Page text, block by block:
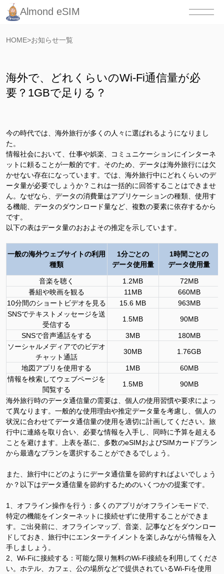
Almond eSIM
HOME>お知らせ一覧
海外で、どれくらいのWi-Fi通信量が必
要？1GBで足りる？
今の時代では、海外旅行が多くの人々に選ばれるようになりまし
た。
情報社会において、仕事や娯楽、コミュニケーションにインターネ
ットに頼ることが一般的です。そのため、データは海外旅行には欠
かせない存在になっています。では、海外旅行中にどれくらいのデ
ータ量が必要でしょうか？これは一括的に回答することはできませ
ん。 なぜなら、データの消費量はアプリケーションの種類、使用す
る機能、データのダウンロード量など、複数の要素に依存するから
です。
以下の表はデータ量のおおよその推定を示しています。
一般の海外ウェブサイトの利用
種類
1分ごとの
データ使用量
1時間ごとの
データ使用量
音楽を聴く 1.2MB
72MB
番組や映画を観る
11MB
660MB
10分間のショートビデオを見る
15.6 MB
963MB
SNSでテキストメッセージを送
受信する
1.5MB 90MB
SNSで音声通話をする 3MB
180MB
ソーシャルメディアでのビデオ
チャット通話
30MB 1.76GB
地図アプリを使用する 1MB
60MB
情報を検索してウェブページを
閲覧する
1.5MB 90MB
海外旅行時のデータ通信量の需要は、個人の使用習慣や要求によっ
て異なります。一般的な使用理由や推定データ量を考慮し、個人の
状況に合わせてデータ通信量の使用を適切に計画してください。旅
行中に連絡を取り合い、必要な情報を入手し、同時に予算を超える
ことを避けます。上表を基に、多数のeSIMおよびSIMカードプラン
から最適なプランを選択することができるでしょう。
また、旅行中にどのようにデータ通信量を節約すればよいでしょう
か？以下はデータ通信量を節約するためのいくつかの提案です。
1 、オフライン操作を行う：多くのアプリがオフラインモードで、
特定の機能をインターネットに接続せずに使用することができま
す。ご出発前に、オフラインマップ、音楽、記事などをダウンロー
ドしておき、旅行中にエンターテイメントを楽しみながら情報を入
手しましょう。
2
Wi-Fiに接続する：可能な限り無料のWi-Fi接続を利用してくださ
い。ホテル、カフェ、 公の場所などで提供されているWi-Fiを使用